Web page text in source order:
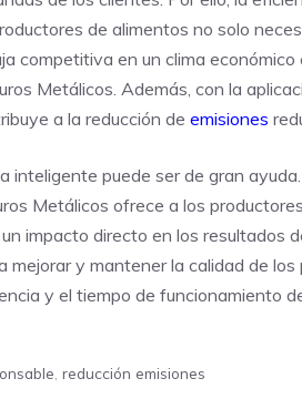
de alimentos no solo
competitiva en un clima
Metálicos. Además, con la
a la reducción de emisiones
inteligente puede ser de gran
Metálicos ofrece a los
impacto directo en los resultados
y mantener la calidad de
y el tiempo de funcionamiento
reducción emisiones